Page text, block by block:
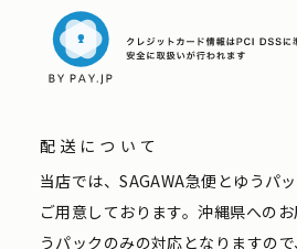
配送について
当店では、SAGAWA急便とゆうパ
ご用意しております。沖縄県への
うパックのみの対応となりますので